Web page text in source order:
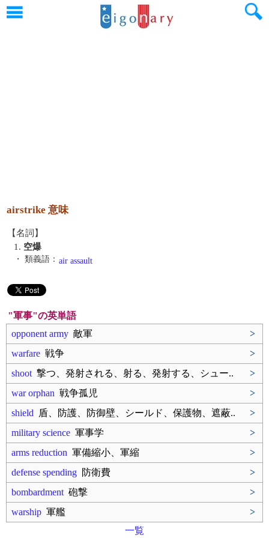
airstrike 意味
【名詞】
1. 空爆
・ 類義語： air assault
"軍事"の英単語
opponent army 敵軍
>
warfare 戦争
>
shoot 撃つ、発射される、射る、発射する、シュー..
>
war orphan 戦争孤児
>
shield 盾、防護、防御壁、シールド、保護物、遮蔽..
>
military science 軍事学
>
arms reduction 軍備縮小、軍縮
>
defense spending 防衛費
>
bombardment 砲撃
>
warship 軍艦
>
一覧